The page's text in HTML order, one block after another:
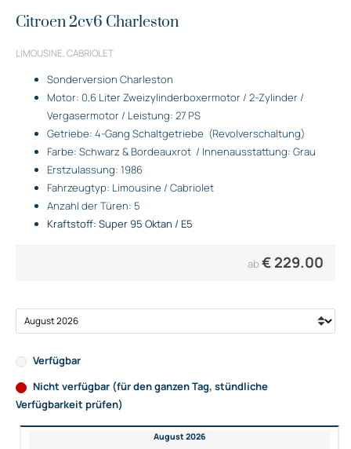
Citroen 2cv6 Charleston
LIMOUSINE, CABRIOLET
Sonderversion Charleston
Motor: 0,6 Liter Zweizylinderboxermotor / 2-Zylinder /
Vergasermotor / Leistung: 27 PS
Getriebe: 4-Gang Schaltgetriebe (Revolverschaltung)
Farbe: Schwarz & Bordeauxrot / Innenausstattung: Grau
Erstzulassung: 1986
Fahrzeugtyp: Limousine / Cabriolet
Anzahl der Türen: 5
Kraftstoff: Super 95 Oktan / E5
ab € 229.00
Verfügbar
Nicht verfügbar (für den ganzen Tag, stündliche
Verfügbarkeit prüfen)
August 2026